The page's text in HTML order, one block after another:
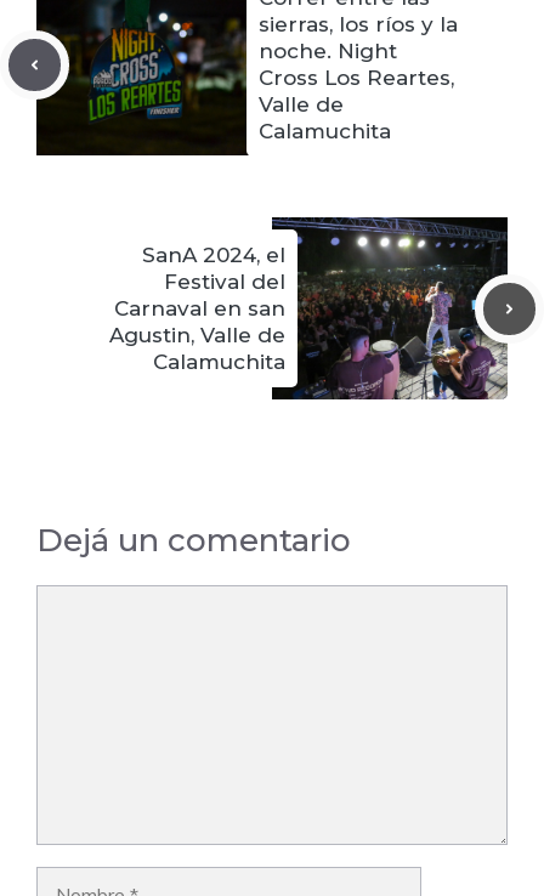
sierras, los ríos y la
noche. Night
Cross Los Reartes,
Valle de
Calamuchita
SanA 2024, el
Festival del
Carnaval en san
Agustin, Valle de
Calamuchita
Dejá un comentario